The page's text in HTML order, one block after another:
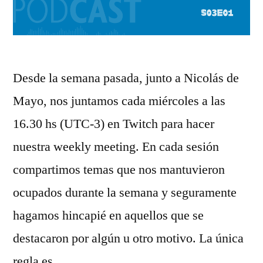
Desde la semana pasada, junto a Nicolás de
Mayo, nos juntamos cada miércoles a las
16.30 hs (UTC-3) en Twitch para hacer
nuestra weekly meeting. En cada sesión
compartimos temas que nos mantuvieron
ocupados durante la semana y seguramente
hagamos hincapié en aquellos que se
destacaron por algún u otro motivo. La única